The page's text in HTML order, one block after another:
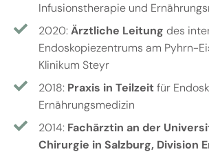
Infusionstherapie und
2020:Ärztliche Leitung des
Endoskopiezentrums am Pyhrn-
Klinikum Steyr
2018: Praxis in Teilzeitfür
Ernährungsmedizin
2014: Fachärztin an der
Chirurgie in Salzburg, Division